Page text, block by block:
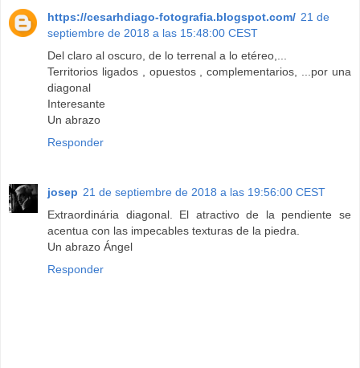
https://cesarhdiago-fotografia.blogspot.com/ 21 de
septiembre de 2018 a las 15:48:00 CEST
Del claro al oscuro, de lo terrenal a lo etéreo,...
Territorios ligados , opuestos , complementarios, ...por una
diagonal
Interesante
Un abrazo
Responder
josep 21 de septiembre de 2018 a las 19:56:00 CEST
Extraordinária diagonal. El atractivo de la pendiente se
acentua con las impecables texturas de la piedra.
Un abrazo Ángel
Responder